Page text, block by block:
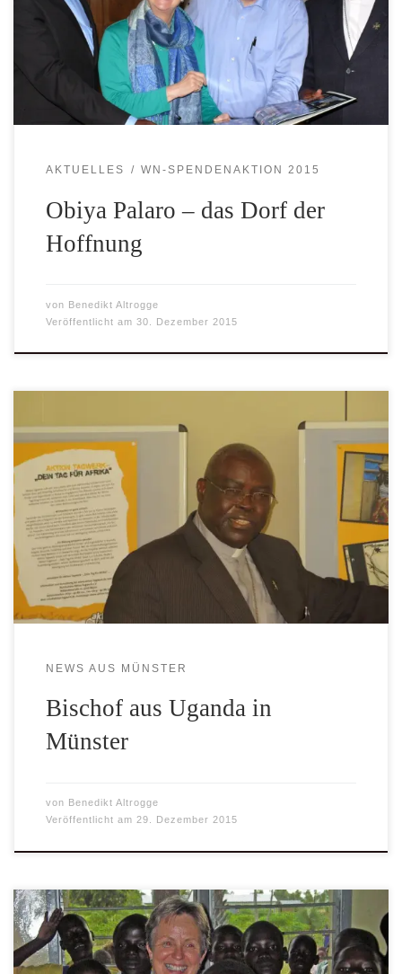
Aber ein Dorf, das eine solche Entwicklung genommen hat
wie Obiya Palaro, sei die große Ausnahme. Immer wieder
werde Obiya Palaro als „Corner of Hope“ bezeichnet, als
AKTUELLES WN-SPENDENAKTION 2015
Obiya Palaro – das Dorf der
Hoffnung
von Benedikt Altrogge
Veröffentlicht am 30. Dezember 2015
Die Uganda-Hilfe St. Mauritz lädt ein zu einem Gottesdienst
„mit viel Musik“ am heutigen Dienstag (29. Dezember) um
18 Uhr in der St.-Mauritz-Kirche. Anlass ist der Besuch des
ugandischen Bischofs Dr. Sabino Odoki derzeit in Münster.
Die Uganda-Hilfe St. Mauritz ist in diesem Jahr Partner der
WN-Spendenaktion.
NEWS AUS MÜNSTER
Bischof aus Uganda in
Münster
von Benedikt Altrogge
Veröffentlicht am 29. Dezember 2015
Die Mitglieder der Uganda Hilfe St. Mauritz gratulieren
Sabine Schmitz-Hövener sehr herzlich zu ihrem heutigen